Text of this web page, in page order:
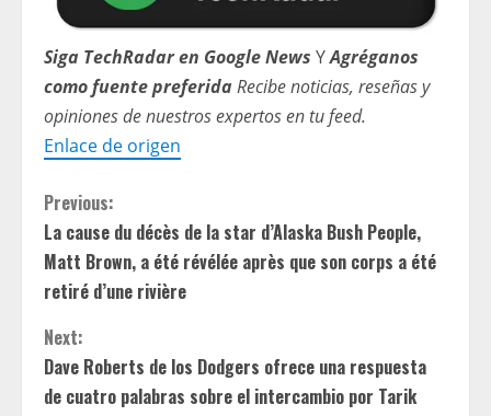
Siga TechRadar en Google News YAgréganos
como fuente preferidaRecibe noticias, reseñas y
opiniones de nuestros expertos en tu feed.
Enlace de origen
C
o
n
t
i
Previous:
La cause du décès de la star d’Alaska Bush People,
Matt Brown, a été révélée après que son corps a été
retiré d’une rivière
Next:
Dave Roberts de los Dodgers ofrece una respuesta
de cuatro palabras sobre el intercambio por Tarik